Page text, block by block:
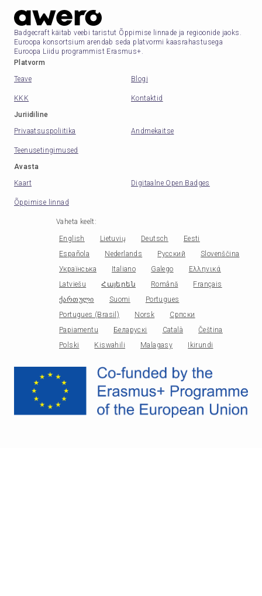
Badgecraft käitab veebi taristut Õppimise linnade ja regioonide jaoks.
Euroopa konsortsium arendab seda platvormi kaasrahastusega
Euroopa Liidu programmist Erasmus+.
Platvorm
Teave
Blogi
KKK
Kontaktid
Juriidiline
Privaatsuspoliitika
Andmekaitse
Teenusetingimused
Avasta
Kaart
Digitaalne Open Badges
Õppimise linnad
Vaheta keelt:
English Lietuvių Deutsch
Eesti
Española
Nederlands Русский
Slovenščina
Українська
Italiano Galego
Ελληνικά
Latviešu
Հայերեն Română
Français
ქართული
Suomi
Portugues
Portugues (Brasil)
Norsk
Српски
Papiamentu
Беларускі Català
Čeština
Polski
Kiswahili Malagasy Ikirundi